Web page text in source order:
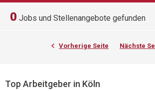
0 Jobs und Stellenangebote gefunden
Vorherige Seite Nächste
Top Arbeitgeber in Köln